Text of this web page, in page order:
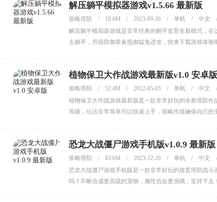
解压躺平模拟器游戏v1.5.66 最新版
策略塔防 / 18.6M / 2023-09-26 / 单机 / 中文
/
解压躺平模拟器游戏是非常经典的躺平发育全新模式，
去躺平，升级防御装备抵御猛鬼进攻，快来下载游戏体验
植物保卫大作战游戏最新版v1.0 安卓版
策略塔防 / 52.4M / 2022-05-05 / 单机 / 中文
/
植物保卫大作战游戏最新版是一款非常好玩的全新塔防
等级，玩法非常简单可以快速上手，策略作战确保自己的
恐龙大战僵尸游戏手机版v1.0.9 最新版
策略塔防 / 63.6M / 2023-12-20 / 单机 / 中文
/
恐龙大战僵尸游戏手机版是一款非常好玩的放置塔防战
吗？不断合成更高级的宠物，属性也会更强哦，坚持下去